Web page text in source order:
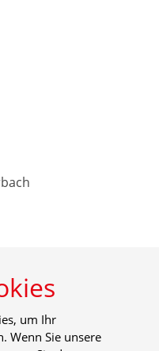
um Ihr
Wenn Sie unsere